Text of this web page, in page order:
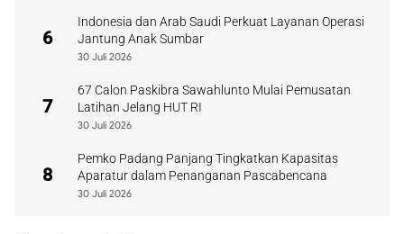
6
Indonesia dan Arab Saudi Perkuat Layanan Operasi
Jantung Anak Sumbar
30 Juli 2026
7
67 Calon Paskibra Sawahlunto Mulai Pemusatan
Latihan Jelang HUT RI
30 Juli 2026
8
Pemko Padang Panjang Tingkatkan Kapasitas
Aparatur dalam Penanganan Pascabencana
30 Juli 2026